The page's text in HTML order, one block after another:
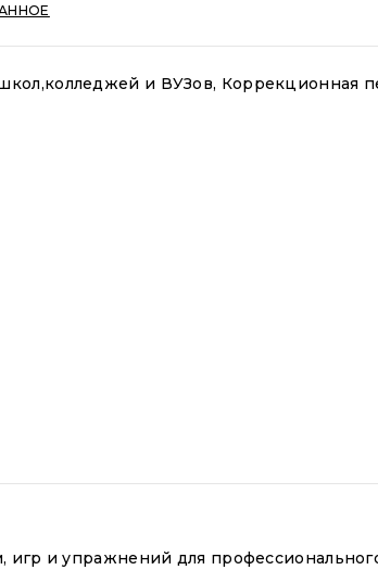
и ВУЗов, Коррекционная
игр и упражнений для